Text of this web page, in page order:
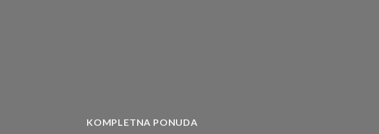
KOMPLETNA PONUDA